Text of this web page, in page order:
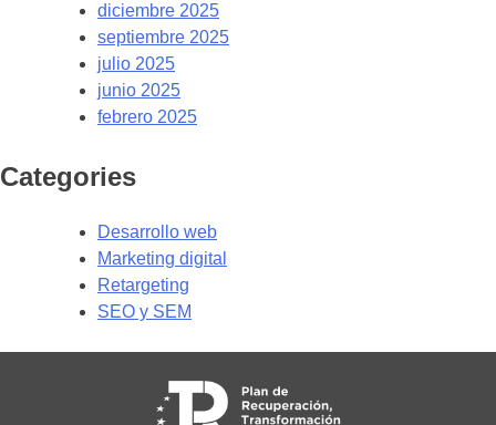
diciembre 2025
septiembre 2025
julio 2025
junio 2025
febrero 2025
Categories
Desarrollo web
Marketing digital
Retargeting
SEO y SEM